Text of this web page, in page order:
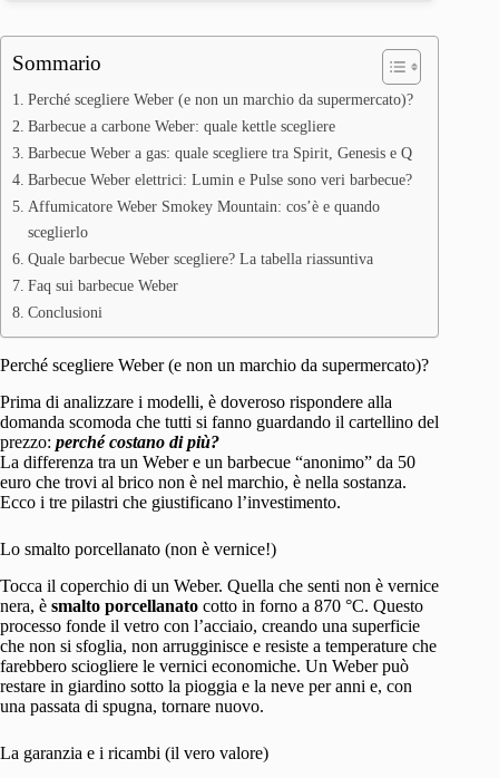
Sommario
Perché scegliere Weber (e non un marchio da supermercato)?
Barbecue a carbone Weber: quale kettle scegliere
Barbecue Weber a gas: quale scegliere tra Spirit, Genesis e Q
Barbecue Weber elettrici: Lumin e Pulse sono veri barbecue?
Affumicatore Weber Smokey Mountain: cos’è e quando
sceglierlo
Quale barbecue Weber scegliere? La tabella riassuntiva
Faq sui barbecue Weber
Conclusioni
Perché scegliere Weber (e non un marchio da supermercato)?
Prima di analizzare i modelli, è doveroso rispondere alla
domanda scomoda che tutti si fanno guardando il cartellino del
prezzo: perché costano di più?
La differenza tra un Weber e un barbecue “anonimo” da 50
euro che trovi al brico non è nel marchio, è nella sostanza.
Ecco i tre pilastri che giustificano l’investimento.
Lo smalto porcellanato (non è vernice!)
Tocca il coperchio di un Weber. Quella che senti non è vernice
nera, è smalto porcellanato cotto in forno a 870 °C. Questo
processo fonde il vetro con l’acciaio, creando una superficie
che non si sfoglia, non arrugginisce e resiste a temperature che
farebbero sciogliere le vernici economiche. Un Weber può
restare in giardino sotto la pioggia e la neve per anni e, con
una passata di spugna, tornare nuovo.
La garanzia e i ricambi (il vero valore)